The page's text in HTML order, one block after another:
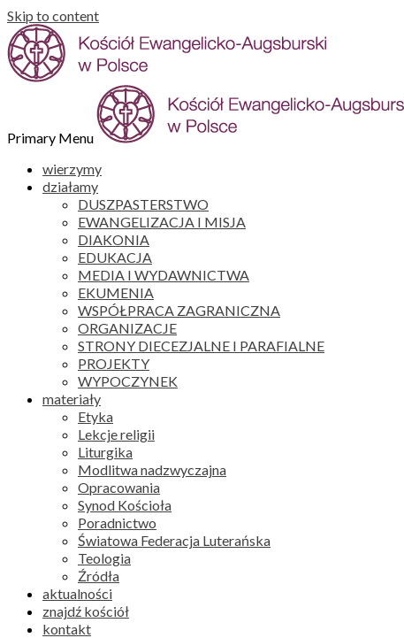
Skip to content
Primary Menu
wierzymy
działamy
DUSZPASTERSTWO
EWANGELIZACJA I MISJA
DIAKONIA
EDUKACJA
MEDIA I WYDAWNICTWA
EKUMENIA
WSPÓŁPRACA ZAGRANICZNA
ORGANIZACJE
STRONY DIECEZJALNE I PARAFIALNE
PROJEKTY
WYPOCZYNEK
materiały
Etyka
Lekcje religii
Liturgika
Modlitwa nadzwyczajna
Opracowania
Synod Kościoła
Poradnictwo
Światowa Federacja Luterańska
Teologia
Źródła
aktualności
znajdź kościół
kontakt